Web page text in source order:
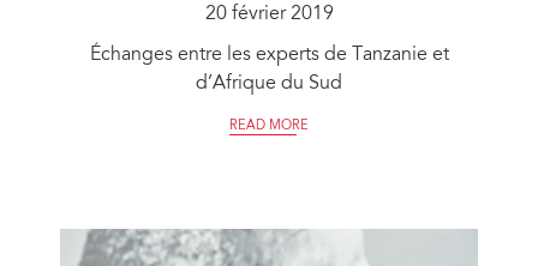
20 février 2019
Échanges entre les experts de Tanzanie et
d’Afrique du Sud
READ MORE